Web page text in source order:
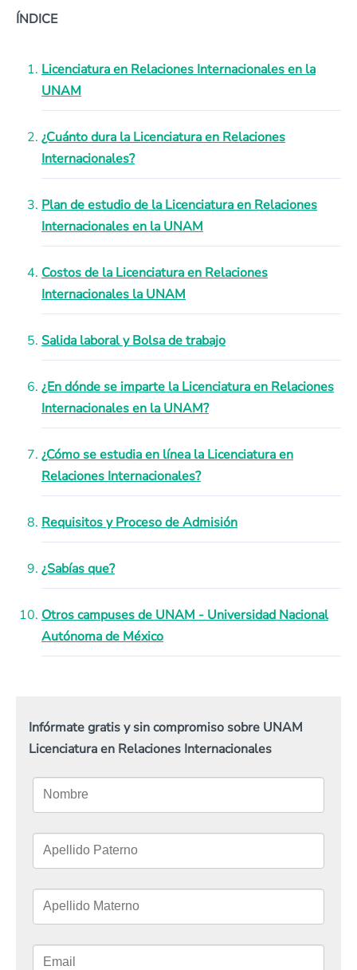
ÍNDICE
Licenciatura en Relaciones Internacionales en la
UNAM
¿Cuánto dura la Licenciatura en Relaciones
Internacionales?
Plan de estudio de la Licenciatura en Relaciones
Internacionales en la UNAM
Costos de la Licenciatura en Relaciones
Internacionales la UNAM
Salida laboral y Bolsa de trabajo
¿En dónde se imparte la Licenciatura en Relaciones
Internacionales en la UNAM?
¿Cómo se estudia en línea la Licenciatura en
Relaciones Internacionales?
Requisitos y Proceso de Admisión
¿Sabías que?
Otros campuses de UNAM - Universidad Nacional
Autónoma de México
Infórmate gratis y sin compromiso sobre UNAM
Licenciatura en Relaciones Internacionales